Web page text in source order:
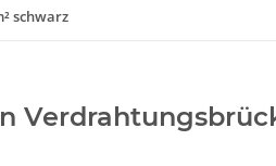
schwarz